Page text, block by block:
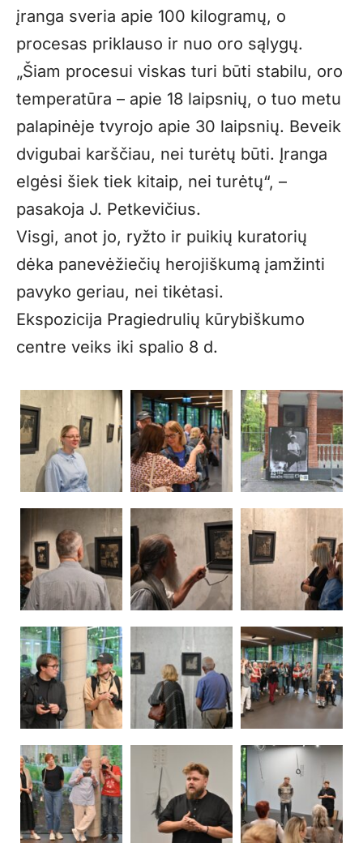
įranga sveria apie 100 kilogramų, o
procesas priklauso ir nuo oro sąlygų.
„Šiam procesui viskas turi būti stabilu, oro
temperatūra – apie 18 laipsnių, o tuo metu
palapinėje tvyrojo apie 30 laipsnių. Beveik
dvigubai karščiau, nei turėtų būti. Įranga
elgėsi šiek tiek kitaip, nei turėtų“, –
pasakoja J. Petkevičius.
Visgi, anot jo, ryžto ir puikių kuratorių
dėka panevėžiečių herojiškumą įamžinti
pavyko geriau, nei tikėtasi.
Ekspozicija Pragiedrulių kūrybiškumo
centre veiks iki spalio 8 d.